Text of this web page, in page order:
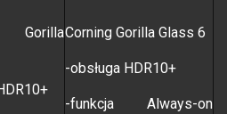
GorillaCorning Gorilla Glass 6
-obsługa HDR10+
-funkcja Always-on